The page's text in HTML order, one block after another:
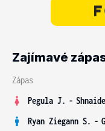
Zajímavé
Zápas
Pegula J. -
Ryan Ziegann S. -